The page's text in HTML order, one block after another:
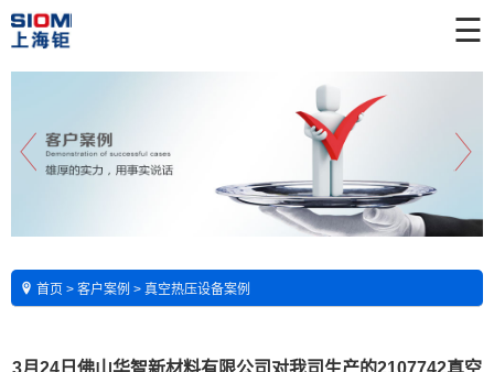
☰
首页 > 客户案例 > 真空热压设备案例
3月24日佛山华智新材料有限公司对我司生产的2107742真空